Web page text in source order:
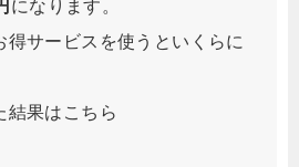
になります。
得サービスを使うといくらに
結果はこちら